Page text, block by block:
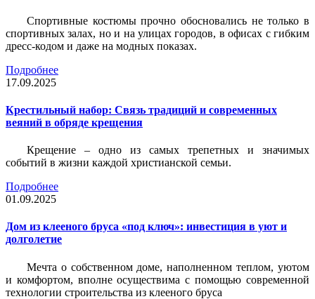
Спортивные костюмы прочно обосновались не только в
спортивных залах, но и на улицах городов, в офисах с гибким
дресс-кодом и даже на модных показах.
Подробнее
17.09.2025
Крестильный набор: Связь традиций и современных
веяний в обряде крещения
Крещение – одно из самых трепетных и значимых
событий в жизни каждой христианской семьи.
Подробнее
01.09.2025
Дом из клееного бруса «под ключ»: инвестиция в уют и
долголетие
Мечта о собственном доме, наполненном теплом, уютом
и комфортом, вполне осуществима с помощью современной
технологии строительства из клееного бруса